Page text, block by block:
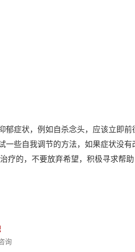
郁症状，例如自杀念头，应该立即前
一些自我调节的方法，如果症状没有
疗的，不要放弃希望，积极寻求帮
询